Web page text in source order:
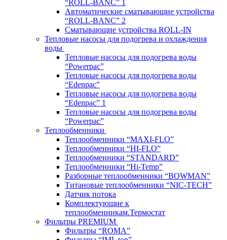
“ROLL-BANC” 1
Автоматические сматывающие устройства
“ROLL-BANC” 2
Сматывающие устройства ROLL-IN
Тепловые насосы для подогрева и охлаждения
воды
Тепловые насосы для подогрева воды
“Powerpac”
Тепловые насосы для подогрева воды
“Edenpac”
Тепловые насосы для подогрева воды
“Edenpac” 1
Тепловые насосы для подогрева воды
“Powerpac”
Теплообменники
Теплообменники “MAXI-FLO”
Теплообменники “HI-FLO”
Теплообменники “STANDARD”
Теплообменники “Hi-Temp”
Разборные теплообменники “BOWMAN”
Титановые теплообменники “NIC-TECH”
Датчик потока
Комплектующие к
теплообменникам.Термостат
Фильтры PREMIUM
Фильтры “ROMA”